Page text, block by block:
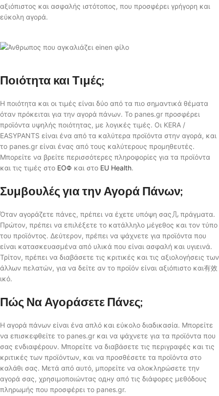
αξιόπιστος και ασφαλής ιστότοπος, που προσφέρει γρήγορη και
εύκολη αγορά.
Ποιότητα και Τιμές;
Η ποιότητα και οι τιμές είναι δύο από τα πιο σημαντικά θέματα
όταν πρόκειται για την αγορά πάνων. Το panes.gr προσφέρει
προϊόντα υψηλής ποιότητας, με λογικές τιμές. Οι KERA /
EASYPANTS είναι ένα από τα καλύτερα προϊόντα στην αγορά, και
το panes.gr είναι ένας από τους καλύτερους προμηθευτές.
Μπορείτε να βρείτε περισσότερες πληροφορίες για τα προϊόντα
και τις τιμές στο ΕΟΦ και στο EU Health.
Συμβουλές για την Αγορά Πάνων;
Όταν αγοράζετε πάνες, πρέπει να έχετε υπόψη σας几 πράγματα.
Πρώτον, πρέπει να επιλέξετε το κατάλληλο μέγεθος και τον τύπο
του προϊόντος. Δεύτερον, πρέπει να ψάχνετε για προϊόντα που
είναι κατασκευασμένα από υλικά που είναι ασφαλή και υγιεινά.
Τρίτον, πρέπει να διαβάσετε τις κριτικές και τις αξιολογήσεις των
άλλων πελατών, για να δείτε αν το προϊόν είναι αξιόπιστο και有效
ικό.
Πώς Να Αγοράσετε Πάνες;
Η αγορά πάνων είναι ένα απλό και εύκολο διαδικασία. Μπορείτε
να επισκεφθείτε το panes.gr και να ψάχνετε για τα προϊόντα που
σας ενδιαφέρουν. Μπορείτε να διαβάσετε τις περιγραφές και τις
κριτικές των προϊόντων, και να προσθέσετε τα προϊόντα στο
καλάθι σας. Μετά από αυτό, μπορείτε να ολοκληρώσετε την
αγορά σας, χρησιμοποιώντας одну από τις διάφορες μεθόδους
πληρωμής που προσφέρει το panes.gr.